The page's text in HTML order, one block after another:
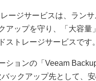
ージサービスは、ラン
アップを守り、「大容量
ストレージサービスです。
ションの「Veeam
ックアップ先として、